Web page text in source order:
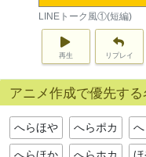
LINEトーク風①(短編)
再生 リプレイ
アニメ作成で優先す
へらほや へらポカ
へらほか へらホカ